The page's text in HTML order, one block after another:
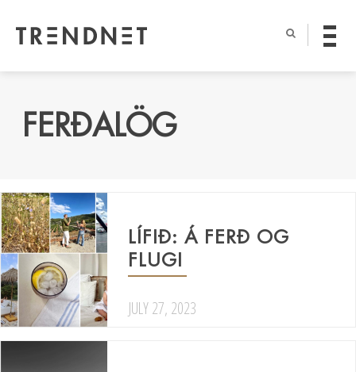
FERÐALÖG
LÍFIÐ: Á FERÐ OG
FLUGI
JULY 27, 2023